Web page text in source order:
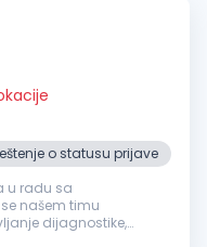
o statusu prijave
u radu sa
našem timu